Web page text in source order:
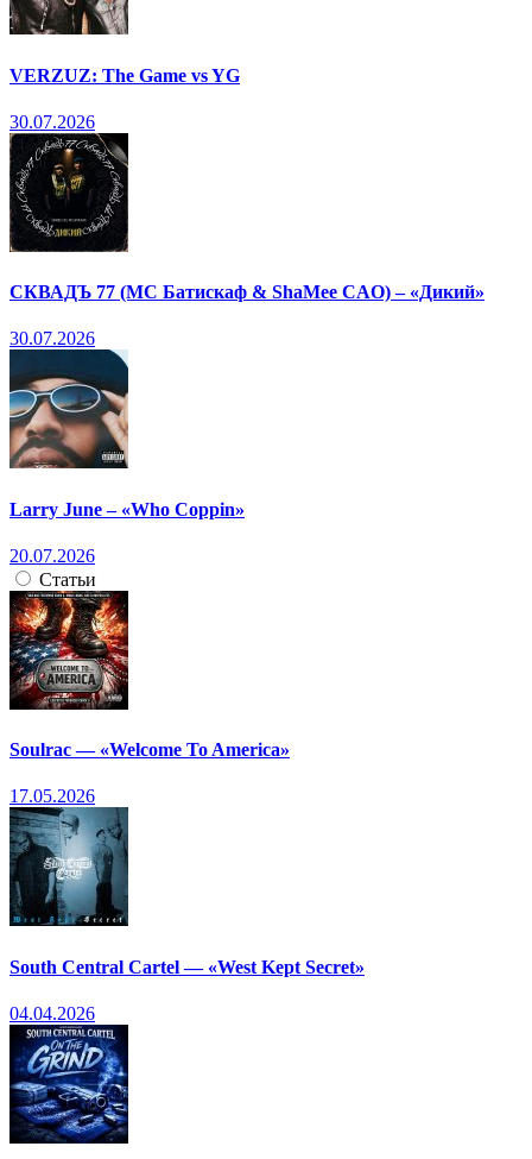
VERZUZ: The Game vs YG
30.07.2026
СКВАДЪ 77 (МС Батискаф & ShaMee CAO) – «Дикий»
30.07.2026
Larry June – «Who Coppin»
20.07.2026
Статьи
Soulrac — «Welcome To America»
17.05.2026
South Central Cartel — «West Kept Secret»
04.04.2026